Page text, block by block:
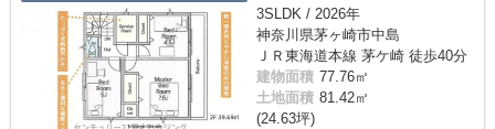
3SLDK / 2026年
神奈川県茅ヶ崎市中島
ＪＲ東海道本線 茅ケ崎 徒歩40分
建物面積 77.76㎡
土地面積 81.42㎡
(24.63坪)